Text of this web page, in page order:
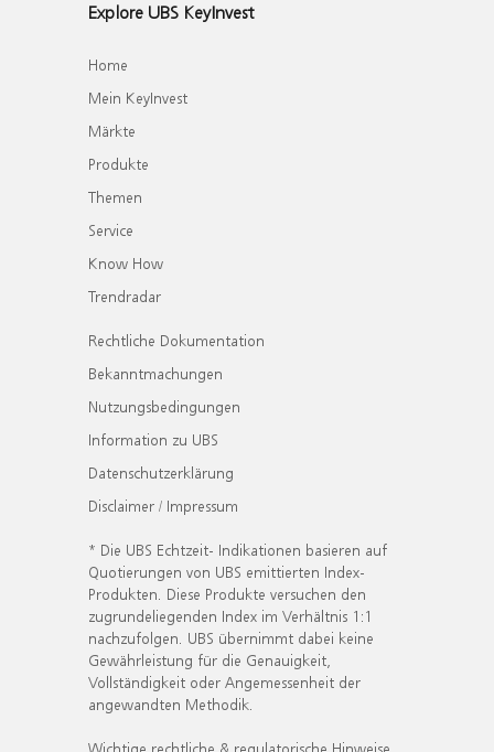
Explore UBS KeyInvest
Home
Mein KeyInvest
Märkte
Produkte
Themen
Service
Know How
Trendradar
Rechtliche Dokumentation
Bekanntmachungen
Nutzungsbedingungen
Information zu UBS
Datenschutzerklärung
Disclaimer / Impressum
* Die UBS Echtzeit- Indikationen basieren auf
Quotierungen von UBS emittierten Index-
Produkten. Diese Produkte versuchen den
zugrundeliegenden Index im Verhältnis 1:1
nachzufolgen. UBS übernimmt dabei keine
Gewährleistung für die Genauigkeit,
Vollständigkeit oder Angemessenheit der
angewandten Methodik.